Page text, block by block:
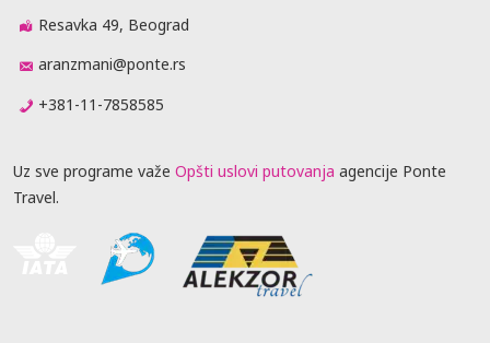
Resavka 49, Beograd
aranzmani@ponte.rs
+381-11-7858585
Uz sve programe važe Opšti uslovi putovanja agencije Ponte
Travel.